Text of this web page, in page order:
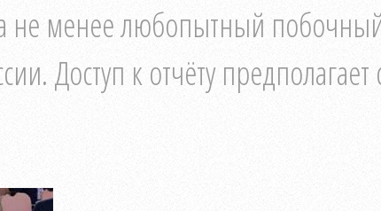
не менее любопытный побочный
Доступ к отчёту